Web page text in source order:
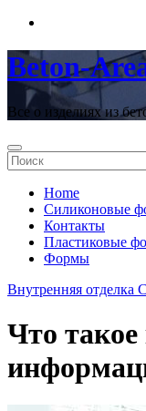
Перейти
содержимому
Beton-
Все о изделиях из
Home
Cиликоновые
Контакты
Пластиковые
Формы
Внутренняя отделка
Что